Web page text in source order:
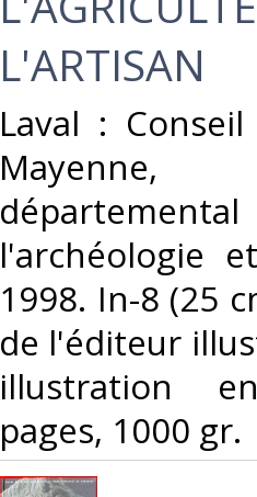
L'ARTISAN‎
‎Laval :
l'archéologie
1998. In-8 (25
de l'éditeur
illustration
pages, 1000 gr.‎